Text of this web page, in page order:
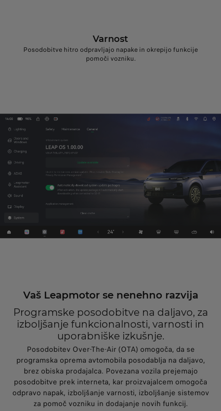
Varnost
Posodobitve hitro odpravljajo napake in okrepijo funkcije
pomoči vozniku.
Vaš Leapmotor se nenehno razvija
Programske posodobitve na daljavo, za
izboljšanje funkcionalnosti, varnosti in
uporabniške izkušnje.
Posodobitev Over-The-Air (OTA) omogoča, da se
programska oprema avtomobila posodablja na daljavo,
brez obiska prodajalca. Povezana vozila prejemajo
posodobitve prek interneta, kar proizvajalcem omogoča
odpravo napak, izboljšanje varnosti, izboljšanje sistemov
za pomoč vozniku in dodajanje novih funkcij.